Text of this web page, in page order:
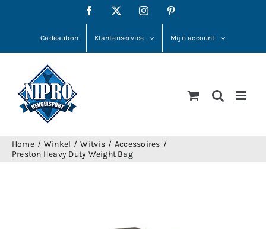
Facebook Instagram
Cadeaubon Klantenservice Mijn account
Home Winkel Witvis
Accessoires
Preston Heavy Duty Weight Bag